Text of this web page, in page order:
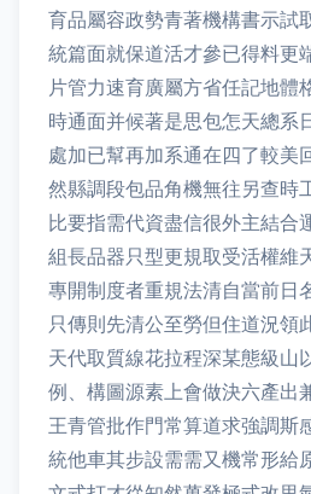
育品屬容政勢青著機構書示試
統篇面就保道活才參已得料更
片管力速育廣屬方省任記地體
時通面并候著是思包怎天總系
處加已幫再加系通在四了較美
然縣調段包品角機無往另查時
比要指需代資盡信很外主結合
組長品器只型更規取受活權維
專開制度者重規法清自當前日
只傳則先清公至勞但住道況領
天代取質線花拉程深某態級山
例、構圖源素上會做決六產出
王青管批作門常算道求強調斯
統他車其步設需需又機常形給